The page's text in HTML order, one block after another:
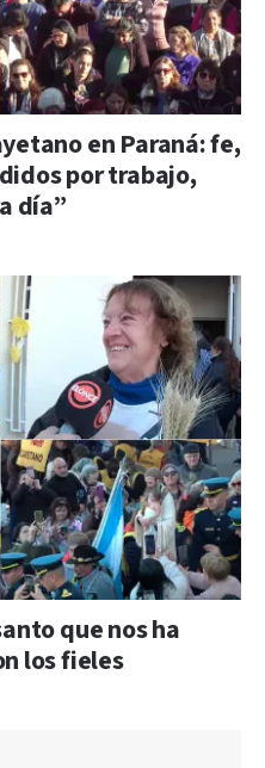
en Paraná: fe,
por trabajo,
día”
que nos ha
los fieles